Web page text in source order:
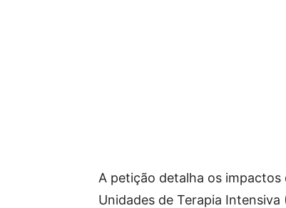
A petição detalha os
Unidades de Terapia